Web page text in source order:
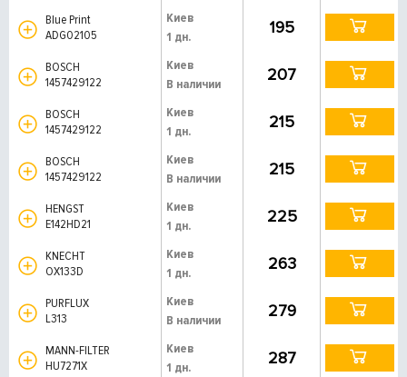
Blue Print
ADG02105
Киев
1 дн.
195
BOSCH
1457429122
Киев
В наличии
207
BOSCH
1457429122
Киев
1 дн.
215
BOSCH
1457429122
Киев
В наличии
215
HENGST
E142HD21
Киев
1 дн.
225
KNECHT
OX133D
Киев
1 дн.
263
PURFLUX
L313
Киев
В наличии
279
MANN-FILTER
HU7271X
Киев
1 дн.
287